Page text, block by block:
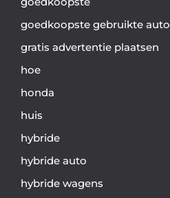
goedkoopste gebruikte auto
gratis advertentie plaatsen
hoe
honda
huis
hybride
hybride auto
hybride wagens